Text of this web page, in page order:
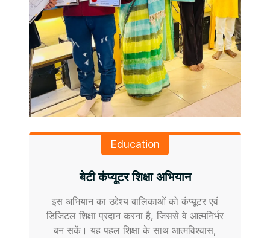
Education
बेटी कंप्यूटर शिक्षा अभियान
इस अभियान का उद्देश्य बालिकाओं को कंप्यूटर एवं
डिजिटल शिक्षा प्रदान करना है, जिससे वे आत्मनिर्भर
बन सकें। यह पहल शिक्षा के साथ आत्मविश्वास,